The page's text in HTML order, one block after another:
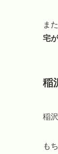
ま
宅
稲
稲
も